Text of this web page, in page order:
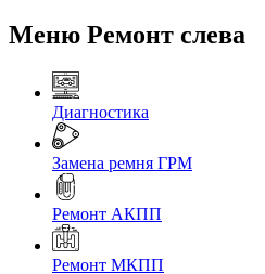
Меню Ремонт слева
Диагностика
Замена ремня ГРМ
Ремонт АКПП
Ремонт МКПП